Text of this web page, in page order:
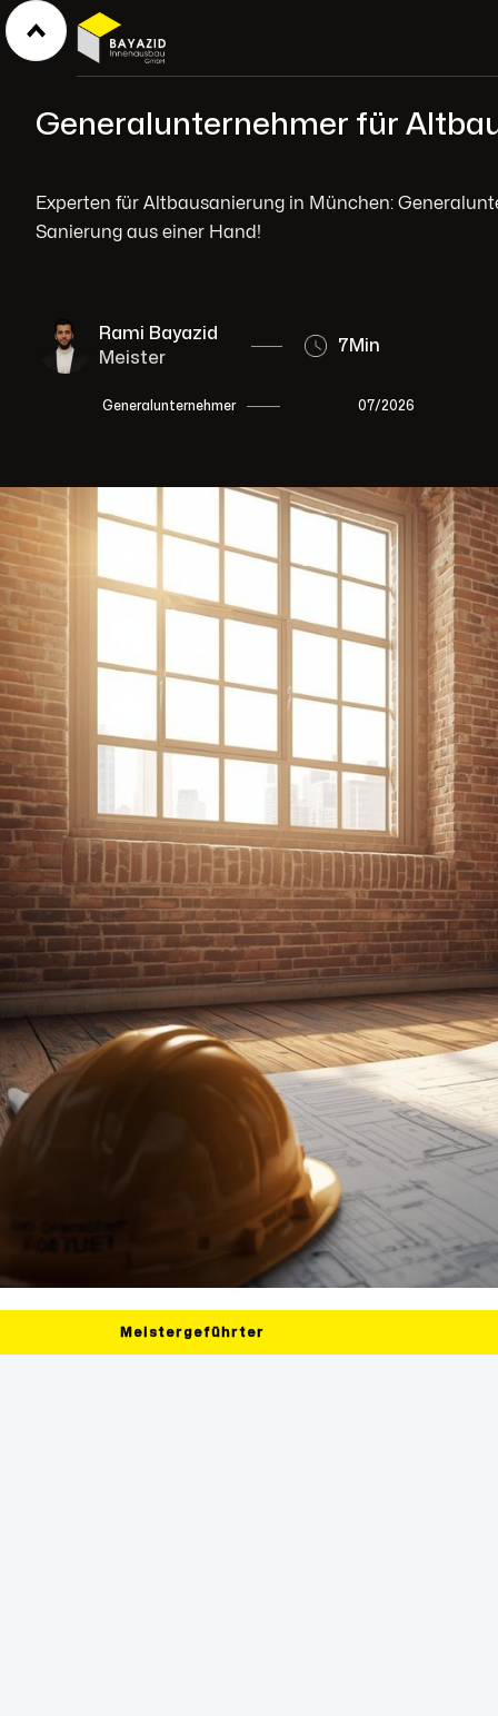
Generalunternehmer für
Experten für Altbausanierung in München:
Sanierung aus einer Hand!
Rami Bayazid
Meister
7Min
Generalunternehmer 07/2026
Meistergeführter